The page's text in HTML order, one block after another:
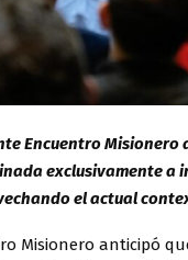
Encuentro
exclusivamente
el actual
Misionero anticipó